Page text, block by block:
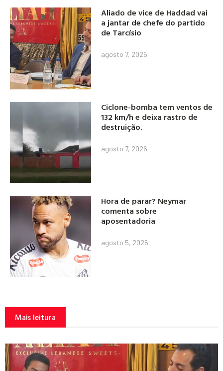
Aliado de vice de Haddad vai
a jantar de chefe do partido
de Tarcísio
agosto 7, 2026
Ciclone-bomba tem ventos de
132 km/h e deixa rastro de
destruição.
agosto 7, 2026
Hora de parar? Neymar
comenta sobre
aposentadoria
agosto 5, 2026
Mais leitura